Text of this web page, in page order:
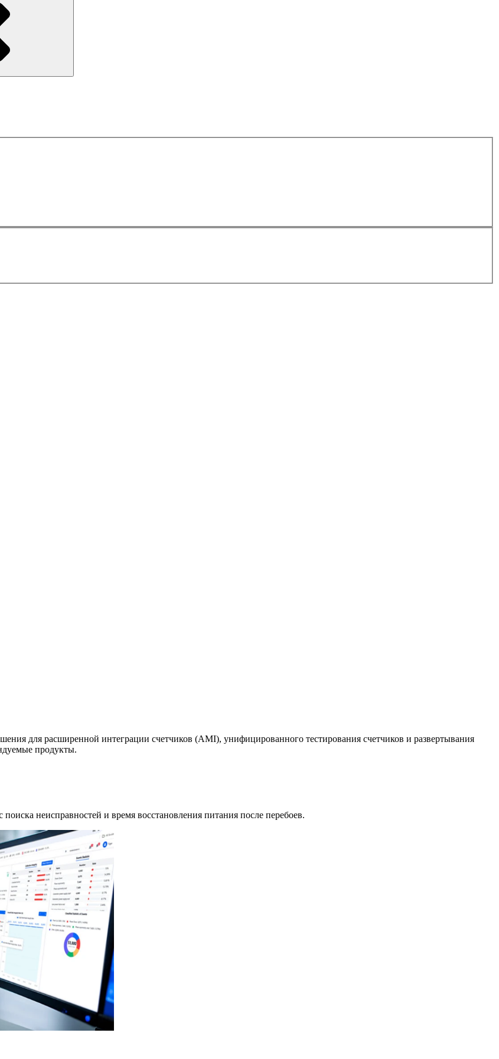
для расширенной интеграции счетчиков (AMI), унифицированного тестирования счетчиков и развертывания
продукты.
неисправностей и время восстановления питания после перебоев.